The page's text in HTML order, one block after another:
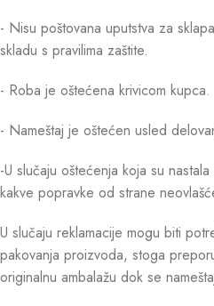
- Nisu poštovana uputstva za
skladu s pravilima zaštite.
- Roba je oštećena krivicom kupca.
- Nameštaj je oštećen usled
-U slučaju oštećenja koja su
kakve popravke od strane
U slučaju reklamacije mogu biti
pakovanja proizvoda, stoga
originalnu ambalažu dok se